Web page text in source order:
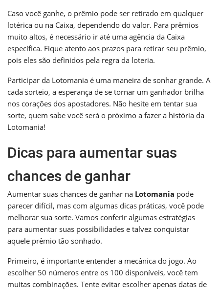
Caso você ganhe, o prêmio pode ser retirado em qualquer
lotérica ou na Caixa, dependendo do valor. Para prêmios
muito altos, é necessário ir até uma agência da Caixa
específica. Fique atento aos prazos para retirar seu prêmio,
pois eles são definidos pela regra da loteria.
Participar da Lotomania é uma maneira de sonhar grande. A
cada sorteio, a esperança de se tornar um ganhador brilha
nos corações dos apostadores. Não hesite em tentar sua
sorte, quem sabe você será o próximo a fazer a história da
Lotomania!
Dicas para aumentar suas
chances de ganhar
Aumentar suas chances de ganhar na Lotomania pode
parecer difícil, mas com algumas dicas práticas, você pode
melhorar sua sorte. Vamos conferir algumas estratégias
para aumentar suas possibilidades e talvez conquistar
aquele prêmio tão sonhado.
Primeiro, é importante entender a mecânica do jogo. Ao
escolher 50 números entre os 100 disponíveis, você tem
muitas combinações. Tente evitar escolher apenas datas de